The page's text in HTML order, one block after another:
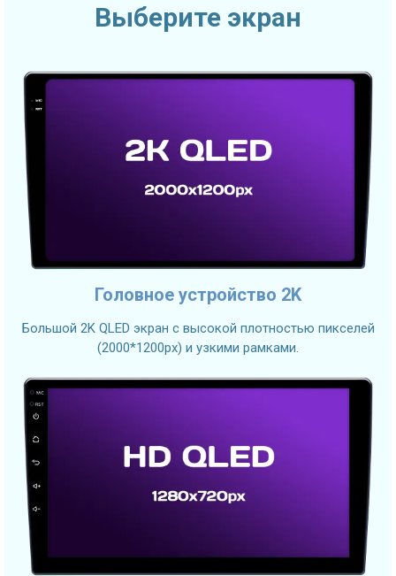
Выберите экран
Головное устройство 2K
Большой 2K QLED экран с высокой плотностью пикселей
(2000*1200px) и узкими рамками.